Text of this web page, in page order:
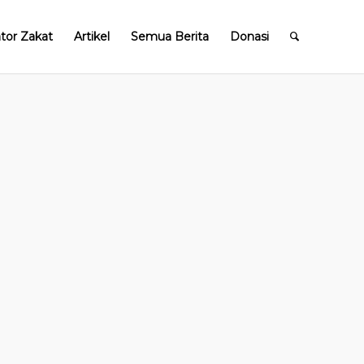
Zakat Artikel Semua Berita Donasi